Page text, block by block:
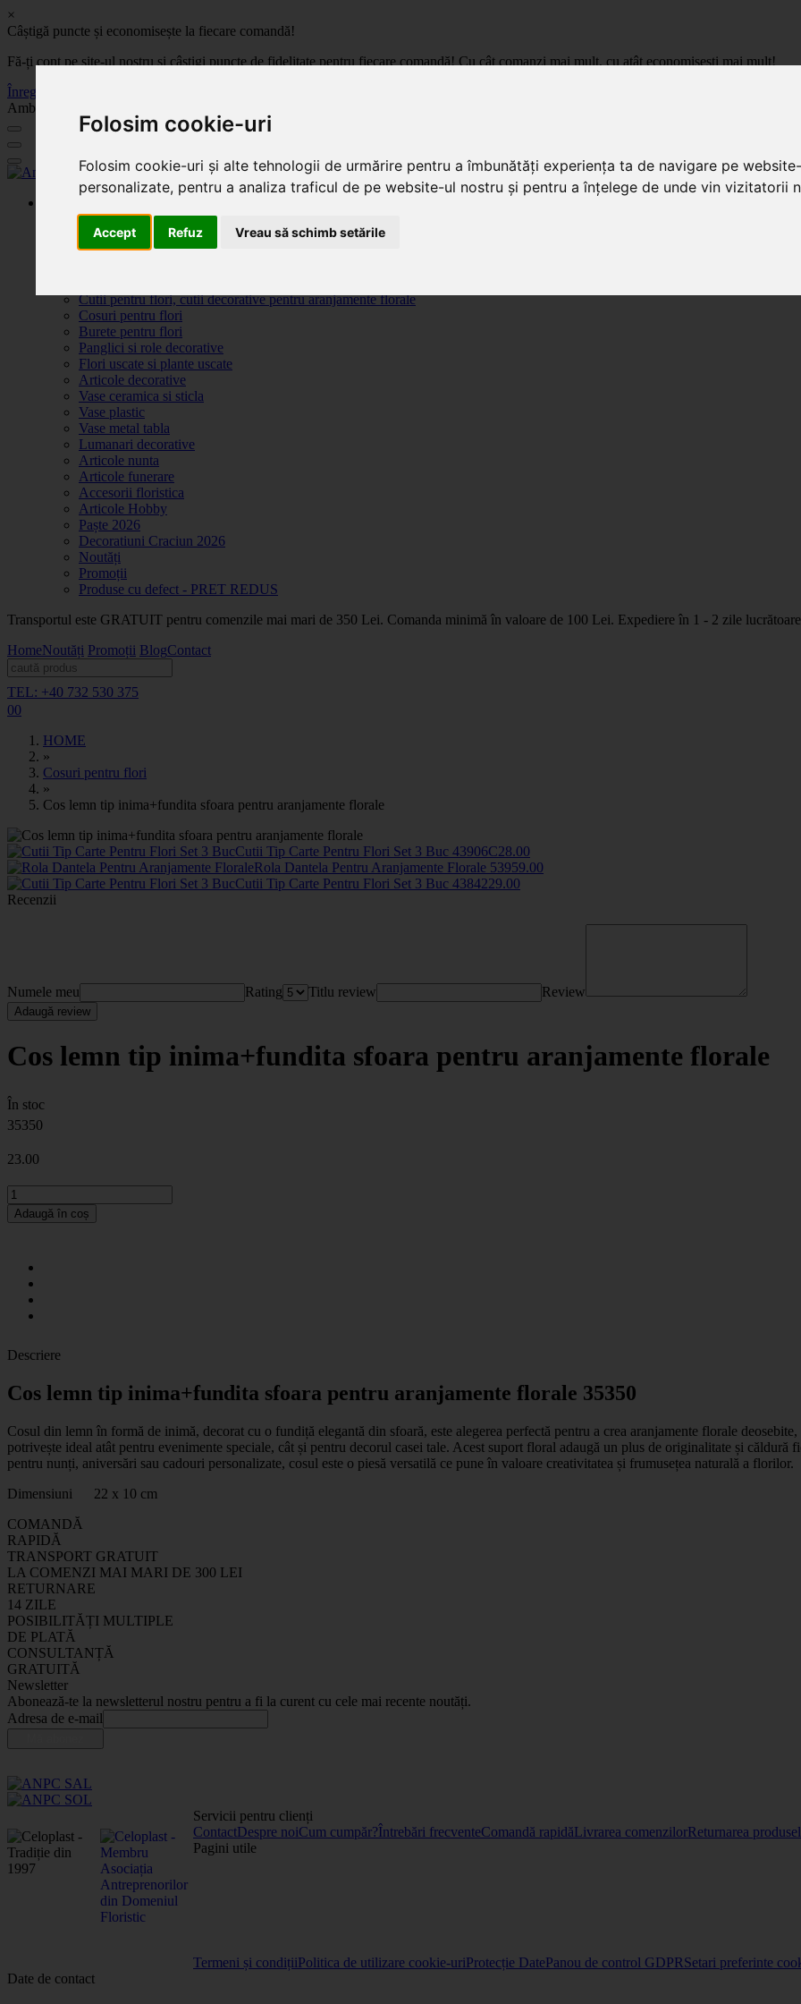
Folosim cookie-uri
Folosim cookie-uri și alte tehnologii de urmărire pentru a îmbunătăți experiența ta de navigare pe
personalizate, pentru a analiza traficul de pe website-ul nostru și pentru a înțelege de unde vin vizitatorii
Accept Refuz Vreau să schimb setările
×
Câștigă puncte și economisește la fiecare comandă!
Fă-ți cont pe site-ul nostru și câștigi puncte de fidelitate pentru fiecare comandă! Cu cât comanzi mai mult, cu atât economisești mai mult!
Înregistrează-te acum
Ambalaje, decoratiuni si accesorii pentru flori. Produse de calitate la pret de importator, cu livrare in toata Romania.
Plante artificiale la ghiveci
Ambalaje pentru flori
Flori de săpun
Cutii pentru flori, cutii decorative pentru aranjamente florale
Cosuri pentru flori
Burete pentru flori
Panglici si role decorative
Flori uscate si plante uscate
Articole decorative
Vase ceramica si sticla
Vase plastic
Vase metal tabla
Lumanari decorative
Articole nunta
Articole funerare
Accesorii floristica
Articole Hobby
Paște 2026
Decoratiuni Craciun 2026
Noutăți
Promoții
Produse cu defect - PRET REDUS
Transportul este GRATUIT pentru comenzile mai mari de 350 Lei. Comanda minimă în valoare de 100 Lei. Expediere în 1 - 2 zile
HomeNoutăți Promoții BlogContact
TEL: +40 732 530 375
00
HOME
»
Cosuri pentru flori
»
Cos lemn tip inima+fundita sfoara pentru aranjamente florale
Cutii Tip Carte Pentru Flori Set 3 Buc 43906C28.00
Rola Dantela Pentru Aranjamente Florale 53959.00
Cutii Tip Carte Pentru Flori Set 3 Buc 4384229.00
Recenzii
Numele meu Rating Titlu review Review
Adaugă review
Cos lemn tip inima+fundita sfoara pentru aranjamente florale
În stoc
35350
23.00
Adaugă în coș
Descriere
Cos lemn tip inima+fundita sfoara pentru aranjamente florale 35350
Cosul din lemn în formă de inimă, decorat cu o fundiță elegantă din sfoară, este alegerea perfectă pentru a crea aranjamente florale
potrivește ideal atât pentru evenimente speciale, cât și pentru decorul casei tale. Acest suport floral adaugă un plus de originalitate și
pentru nunți, aniversări sau cadouri personalizate, cosul este o piesă versatilă ce pune în valoare creativitatea și frumusețea naturală a florilor.
Dimensiuni 22 x 10 cm
COMANDĂ
RAPIDĂ
TRANSPORT GRATUIT
LA COMENZI MAI MARI DE 300 LEI
RETURNARE
14 ZILE
POSIBILITĂȚI MULTIPLE
DE PLATĂ
CONSULTANȚĂ
GRATUITĂ
Newsletter
Abonează-te la newsletterul nostru pentru a fi la curent cu cele mai recente noutăți.
Adresa de e-mail
Servicii pentru clienți
ContactDespre noiCum cumpăr?Întrebări frecventeComandă rapidăLivrarea comenzilorReturnarea
Pagini utile
Termeni și condițiiPolitica de utilizare cookie-uriProtecție DatePanou de control GDPRSetari preferinte
Date de contact